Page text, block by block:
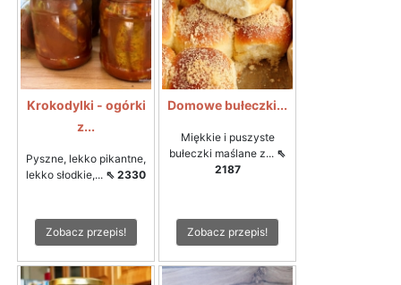
Krokodylki - ogórki
z...
Pyszne, lekko pikantne,
lekko słodkie,... ⇖ 2330
Zobacz przepis!
Domowe bułeczki...
Miękkie i puszyste
bułeczki maślane z... ⇖
2187
Zobacz przepis!